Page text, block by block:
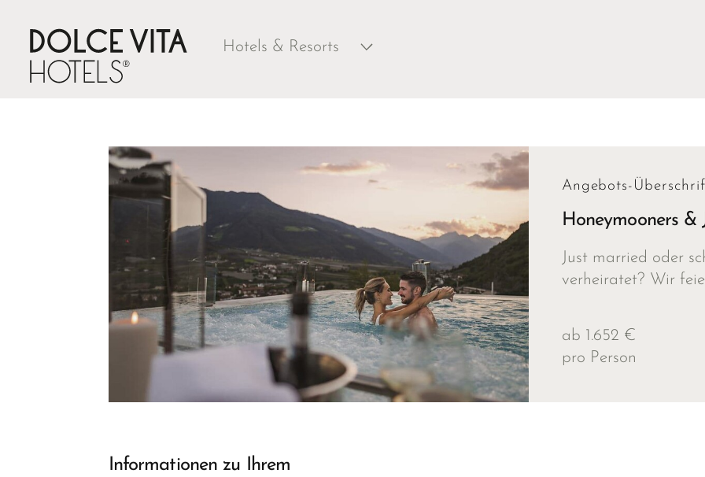
Hotels & Resorts
Angebots-
Honeymooners &
Just married oder
verheiratet? Wir
ab 1.652 €
pro Person
Informationen zu Ihrem